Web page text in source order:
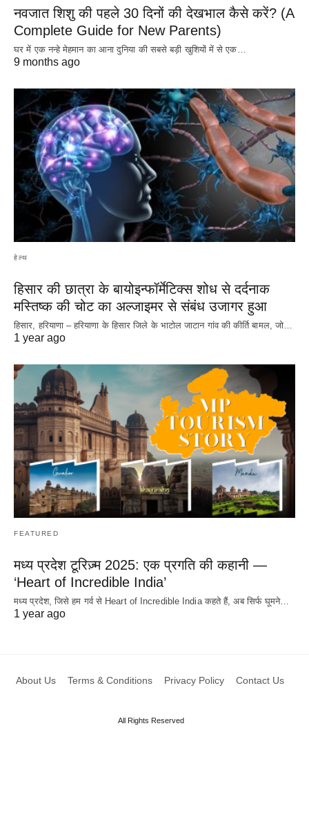
नवजात शिशु की पहले 30 दिनों की देखभाल कैसे करें? (A
Complete Guide for New Parents)
घर में एक नन्हे मेहमान का आना दुनिया की सबसे बड़ी खुशियों में से एक…
9 months ago
हेल्थ
हिसार की छात्रा के बायोइन्फॉर्मेटिक्स शोध से दर्दनाक
मस्तिष्क की चोट का अल्जाइमर से संबंध उजागर हुआ
हिसार, हरियाणा – हरियाणा के हिसार जिले के भाटोल जाटान गांव की कीर्ति बामल, जो…
1 year ago
FEATURED
मध्य प्रदेश टूरिज़्म 2025: एक प्रगति की कहानी —
‘Heart of Incredible India’
मध्य प्रदेश, जिसे हम गर्व से Heart of Incredible India कहते हैं, अब सिर्फ घूमने…
1 year ago
About Us Terms & Conditions Privacy Policy Contact Us
All Rights Reserved